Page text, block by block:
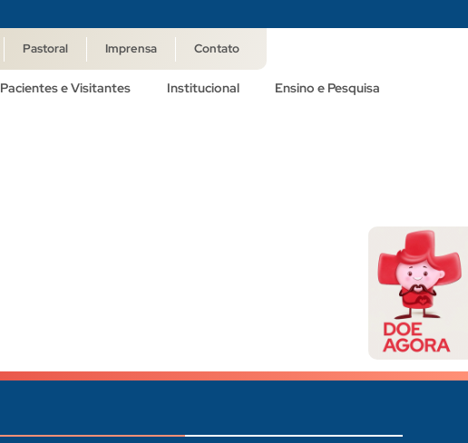
Pastoral Imprensa Contato
Pacientes e Visitantes Institucional Ensino e Pesquisa